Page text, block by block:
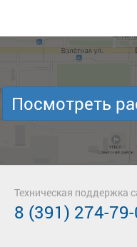
Посмотреть
Техническая поддержка
8 (391) 274-